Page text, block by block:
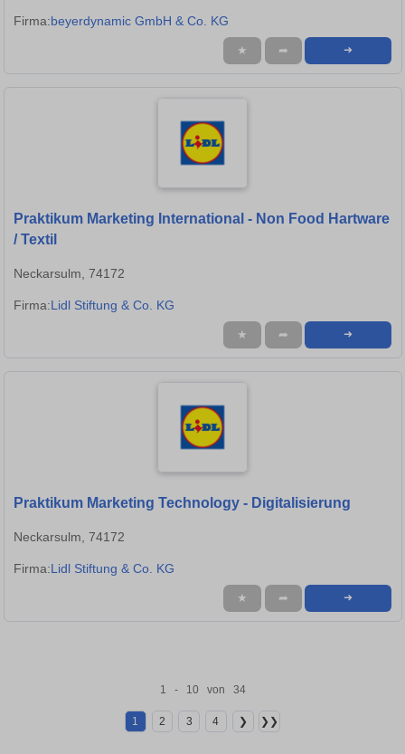
Firma:beyerdynamic GmbH & Co. KG
★ ➦ ➜
Praktikum Marketing International - Non Food Hartware
/ Textil
Neckarsulm, 74172
Firma:Lidl Stiftung & Co. KG
★ ➦ ➜
Praktikum Marketing Technology - Digitalisierung
Neckarsulm, 74172
Firma:Lidl Stiftung & Co. KG
★ ➦ ➜
1 - 10 von 34
1 2 3 4 ❯ ❯❯